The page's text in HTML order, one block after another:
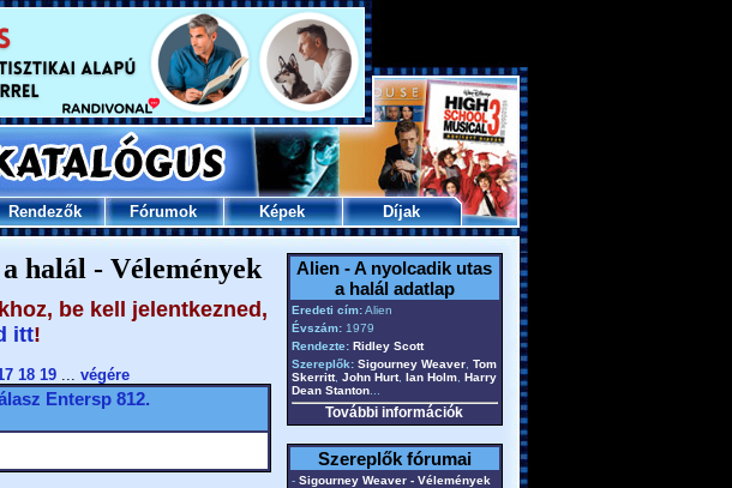
Rendezők Fórumok Képek Díjak
halál - Vélemények
be kell jelentkezned,
itt!
18 19 ... végére
Entersp812.
Alien - A nyolcadik utas
a halál adatlap
Eredeti cím:Alien
Évszám:1979
Rendezte: Ridley Scott
Szereplők: Sigourney Weaver, Tom
Skerritt, John Hurt, Ian Holm, Harry
Dean Stanton...
További információk
Szereplők fórumai
- Sigourney Weaver - Vélemények